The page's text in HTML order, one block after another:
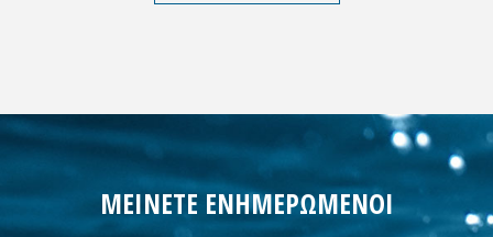
ΜΕΙΝΕΤΕ ΕΝΗΜΕΡΩΜΕΝΟΙ